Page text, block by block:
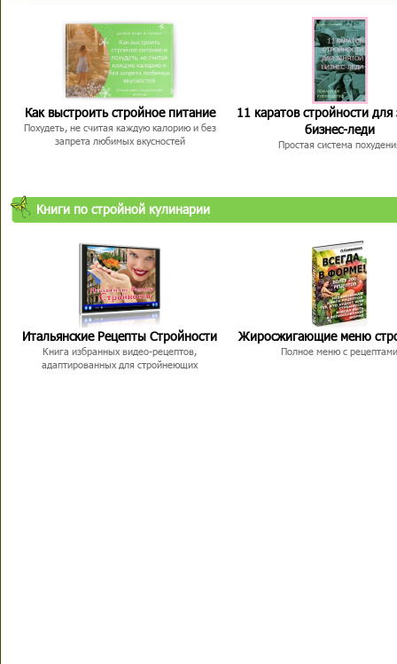
Как выстроить стройное питание
Похудеть, не считая каждую калорию и без
запрета любимых вкусностей
11 каратов стройности для
бизнес-леди
Простая система
Книги по стройной кулинарии
Итальянские Рецепты Стройности
Книга избранных видео-рецептов,
адаптированных для стройнеющих
Жиросжигающие меню
Полное меню с рецептами